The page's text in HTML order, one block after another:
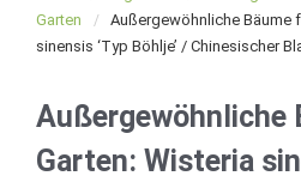
Garten
Außergewöhnliche Bäume
sinensis ‘Typ Böhlje’ / Chinesischer
Außergewöhnliche
Garten: Wisteria